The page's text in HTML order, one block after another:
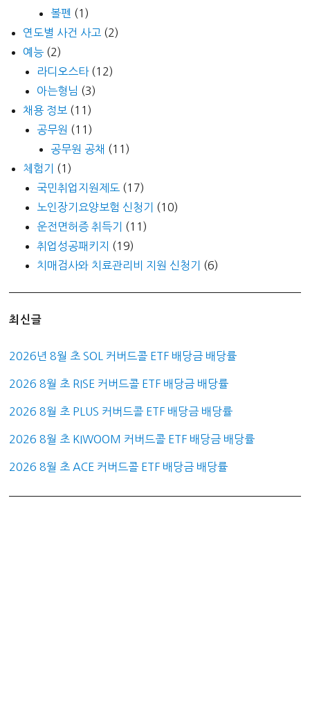
볼펜 (1)
연도별 사건 사고 (2)
예능 (2)
라디오스타(12)
아는형님 (3)
채용 정보 (11)
공무원 (11)
공무원 공채 (11)
체험기
(1)
국민취업지원제도 (17)
노인장기요양보험 신청기
(10)
운전면허증 취득기
(11)
취업성공패키지
(19)
치매검사와 치료관리비 지원 신청기
(6)
최신글
2026년 8월 초 SOL 커버드콜 ETF 배당금 배당률
2026 8월 초 RISE 커버드콜 ETF 배당금 배당률
2026 8월 초 PLUS 커버드콜 ETF 배당금 배당률
2026 8월 초 KIWOOM 커버드콜 ETF 배당금 배당률
2026 8월 초 ACE 커버드콜 ETF 배당금 배당률